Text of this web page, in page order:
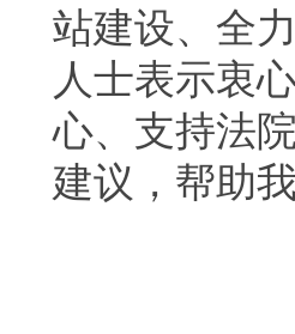
站建设、全
人士表示衷
心、支持法
建议，帮助